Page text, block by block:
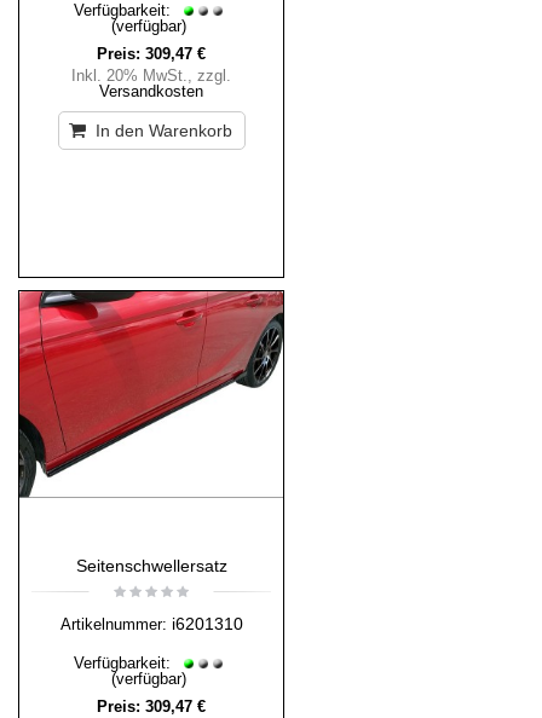
Verfügbarkeit:
(verfügbar)
Preis: 309,47 €
Inkl. 20% MwSt., zzgl.
Versandkosten
In den Warenkorb
Seitenschwellersatz
Artikelnummer: i6201310
Verfügbarkeit:
(verfügbar)
Preis: 309,47 €